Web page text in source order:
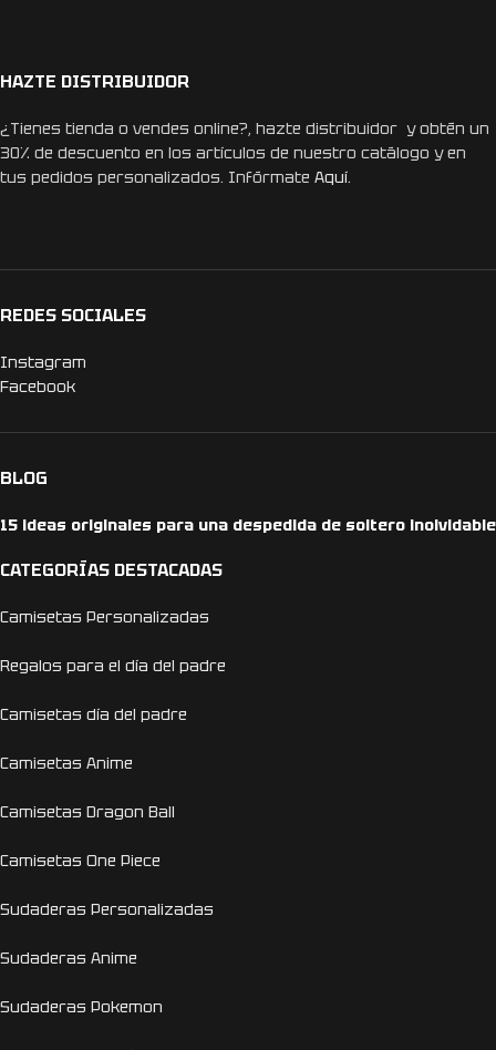
HAZTE DISTRIBUIDOR
¿Tienes tienda o vendes online?, hazte distribuidor y obtén un
30% de descuento en los artículos de nuestro catálogo y en
tus pedidos personalizados. Infórmate Aquí.
REDES SOCIALES
Instagram
Facebook
BLOG
15 ideas originales para una despedida de soltero inolvidable
CATEGORÍAS DESTACADAS
Camisetas Personalizadas
Regalos para el día del padre
Camisetas día del padre
Camisetas Anime
Camisetas Dragon Ball
Camisetas One Piece
Sudaderas Personalizadas
Sudaderas Anime
Sudaderas Pokemon